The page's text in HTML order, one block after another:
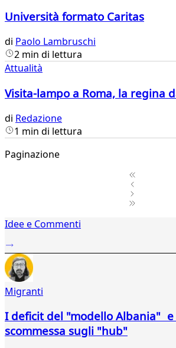
Università formato Caritas
di Paolo Lambruschi
2 min di lettura
Attualità
Visita-lampo a Roma, la regina
di Redazione
1 min di lettura
Paginazione
2Idee e Commenti
Migranti
I deficit del "modello Albania"
scommessa sugli "hub"